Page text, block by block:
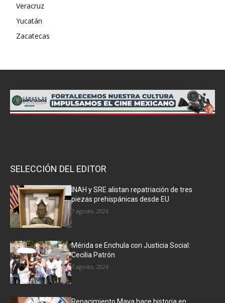
Veracruz
Yucatán
Zacatecas
SELECCIÓN DEL EDITOR
INAH y SRE alistan repatriación de tres
piezas prehispánicas desde EU
7 agosto, 2026
Mérida se Enchula con Justicia Social:
Cecilia Patrón
7 agosto, 2026